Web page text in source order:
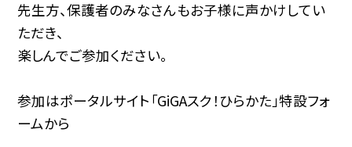
先生方、保護者のみなさんもお子様に声かけしてい
ただき、
楽しんでご参加ください。
参加はポータルサイト「GiGAスク！ひらかた」特設フォ
ームから